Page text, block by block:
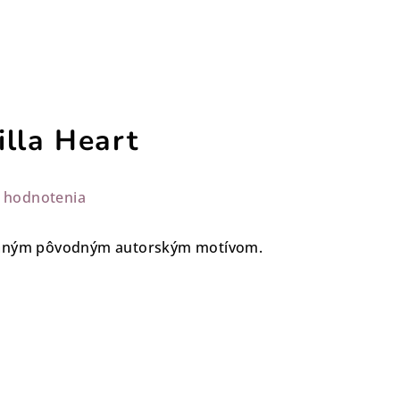
Heart
pôvodným autorským motívom.